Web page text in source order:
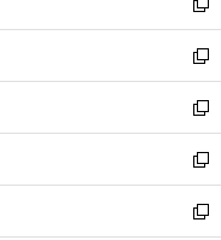
開
く
ド
ウ
で
開
く
ィ
ン
ド
ウ
で
開
く
い
ウ
ィ
ン
ド
ウ
で
開
く
新
し
い
ウ
ィ
ン
ド
ウ
で
新
し
い
ウ
ィ
ン
ド
新
し
い
ウ
ィ
新
し
い
新